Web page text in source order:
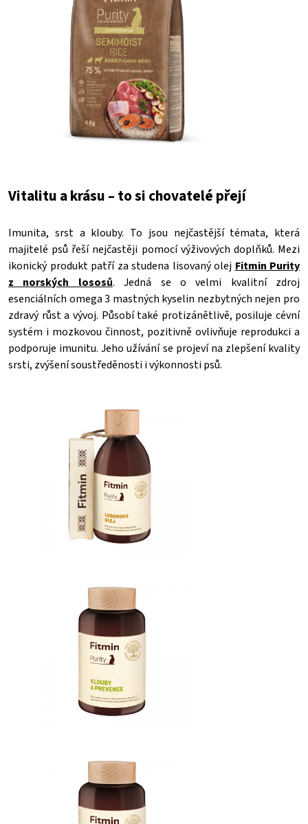
Vitalitu a krásu – to si chovatelé přejí
Imunita, srst a klouby. To jsou nejčastější témata, která
majitelé psů řeší nejčastěji pomocí výživových doplňků. Mezi
ikonický produkt patří za studena lisovaný olej Fitmin Purity
z norských lososů. Jedná se o velmi kvalitní zdroj
esenciálních omega 3 mastných kyselin nezbytných nejen pro
zdravý růsta vývoj. Působí také protizánětlivě, posiluje cévní
systém i mozkovou činnost, pozitivně ovlivňuje reprodukci a
podporuje imunitu. Jeho užívání se projeví na zlepšení kvality
srsti, zvýšení soustředěnosti i výkonnosti psů.